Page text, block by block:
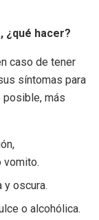
¿qué hacer?
caso de tener
síntomas para
posible, más
vomito.
y oscura.
o alcohólica.